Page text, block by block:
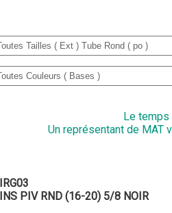
Le temps
Un représentant de MAT
IRG03
INS PIV RND (16-20) 5/8 NOIR